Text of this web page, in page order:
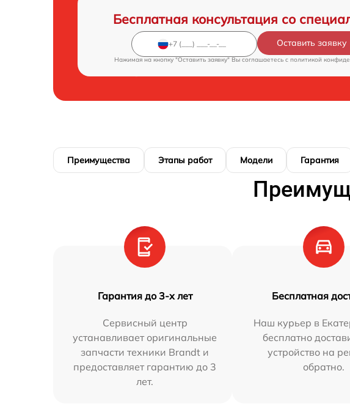
Бесплатная консультация со
Оставить заявку
Нажимая на кнопку "Оставить заявку" Вы соглашаетесь c политикой
Преимущества Этапы работ Модели Гарантия
Гарантия до 3-х лет
Сервисный центр
устанавливает оригинальные
запчасти техники Brandt и
предоставляет гарантию до 3
лет.
Бесплатная
Наш курьер в
бесплатно
устройство на
обратно.